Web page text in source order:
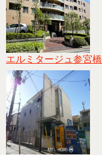
エルミタージュ参宮橋